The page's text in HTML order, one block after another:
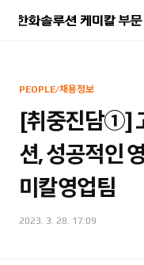
PEOPLE/채용정보
[취중진담①]
션, 성공적인
미칼영업팀
2023. 3. 28. 17:09